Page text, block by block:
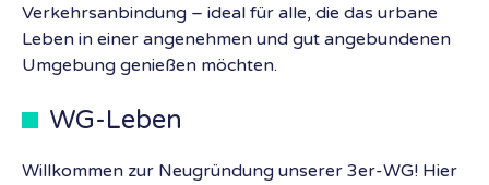
Verkehrsanbindung – ideal für alle, die das urbane
Leben in einer angenehmen und gut angebundenen
Umgebung genießen möchten.
WG-Leben
Willkommen zur Neugründung unserer 3er-WG! Hier